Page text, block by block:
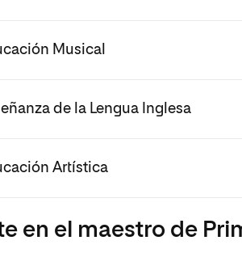
Musical
de la Lengua Inglesa
Artística
en el maestro de